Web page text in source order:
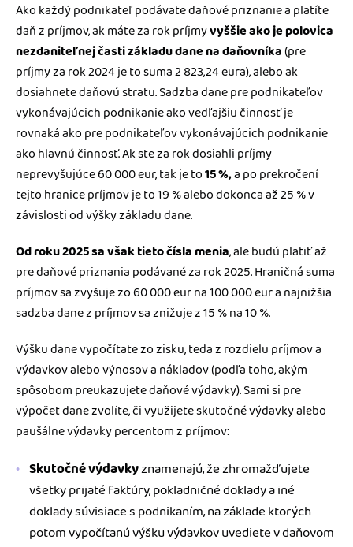
Ako každý podnikateľ podávate daňové priznanie a platíte
daň z príjmov, ak máte za rok príjmyvyššie ako je polovica
nezdaniteľnej časti základu dane na daňovníka(pre
príjmy za rok 2024 je to suma 2 823,24 eura), alebo ak
dosiahnete daňovú stratu. Sadzba dane pre podnikateľov
vykonávajúcich podnikanie ako vedľajšiu činnosť je
rovnaká ako pre podnikateľov vykonávajúcich podnikanie
ako hlavnú činnosť. Ak ste za rok dosiahli príjmy
neprevyšujúce 60 000 eur, tak je to15 %,a po prekročení
tejto hranice príjmov je to 19 % alebo dokonca až 25 % v
závislosti od výšky základu dane.
Od roku 2025 sa však tieto čísla menia, ale budú platiť až
pre daňové priznania podávané za rok 2025. Hraničná suma
príjmov sa zvyšuje zo 60 000 eur na 100 000 eur a najnižšia
sadzba dane z príjmov sa znižuje z 15 % na 10 %.
Výšku dane vypočítate zo zisku, teda z rozdielu príjmov a
výdavkov alebo výnosov a nákladov (podľa toho, akým
spôsobom preukazujete daňové výdavky). Sami si pre
výpočet dane zvolíte, či využijete skutočné výdavky alebo
paušálne výdavky percentom z príjmov:
Skutočné výdavkyznamenajú, že zhromažďujete
všetky prijaté faktúry, pokladničné doklady a iné
doklady súvisiace s podnikaním, na základe ktorých
potom vypočítanú výšku výdavkov uvediete v daňovom